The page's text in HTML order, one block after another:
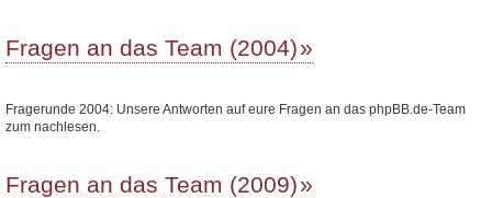
Fragen an das Team (2004)
Fragerunde 2004: Unsere Antworten auf eure Fragen an das phpBB.de-Team
zum nachlesen.
Fragen an das Team (2009)